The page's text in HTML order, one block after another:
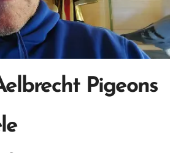
Pigeons